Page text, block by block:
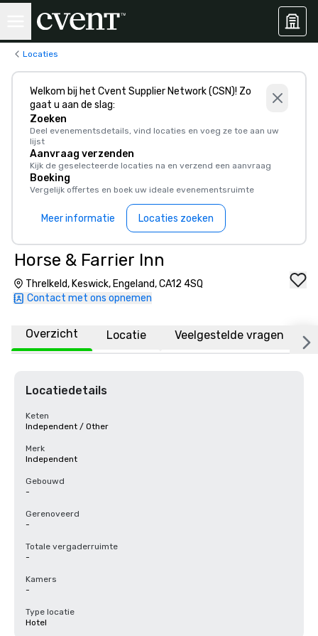
Locaties
Welkom bij het Cvent Supplier Network (CSN)! Zo
gaat u aan de slag:
Zoeken
Deel evenementsdetails, vind locaties en voeg ze toe aan uw
lijst
Aanvraag verzenden
Kijk de geselecteerde locaties na en verzend een aanvraag
Boeking
Vergelijk offertes en boek uw ideale evenementsruimte
Meer informatie Locaties zoeken
Horse & Farrier Inn
Threlkeld, Keswick, Engeland, CA12 4SQ
Contact met ons opnemen
Overzicht Locatie Veelgestelde vragen
Locatiedetails
Keten
Independent / Other
Merk
Independent
Gebouwd
-
Gerenoveerd
-
Totale vergaderruimte
-
Kamers
-
Type locatie
Hotel